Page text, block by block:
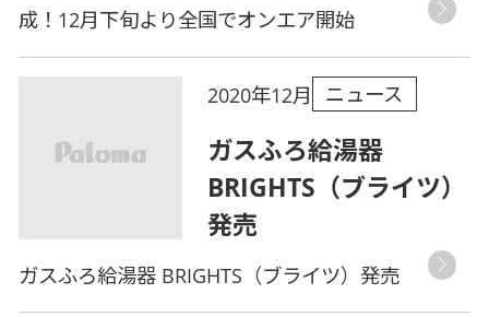
成！12月下旬より全国でオンエア開始
2020年12月 ニュース
ガスふろ給湯器
BRIGHTS（ブライツ）
発売
ガスふろ給湯器 BRIGHTS（ブライツ）発売